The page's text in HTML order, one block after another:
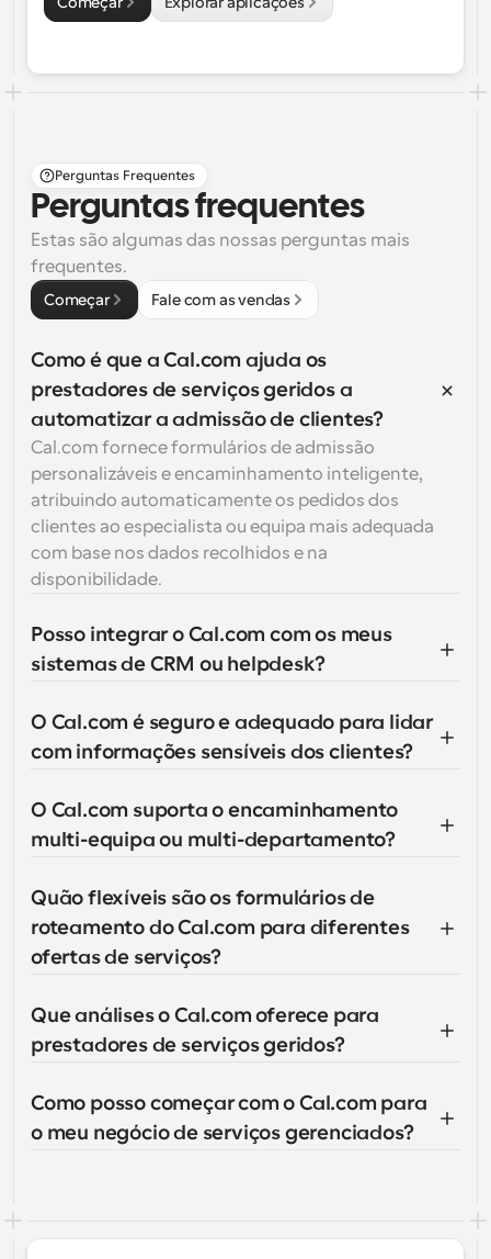
Perguntas Frequentes
Perguntas frequentes
Estas são algumas das nossas perguntas mais
frequentes.
Começar Fale com as vendas
Como é que a Cal.com ajuda os
prestadores de serviços geridos a
automatizar a admissão de clientes?
Cal.com fornece formulários de admissão
personalizáveis e encaminhamento inteligente,
atribuindo automaticamente os pedidos dos
clientes ao especialista ou equipa mais adequada
com base nos dados recolhidos e na
disponibilidade.
Posso integrar o Cal.com com os meus
sistemas de CRM ou helpdesk?
O Cal.com é seguro e adequado para lidar
com informações sensíveis dos clientes?
O Cal.com suporta o encaminhamento
multi-equipa ou multi-departamento?
Quão flexíveis são os formulários de
roteamento do Cal.com para diferentes
ofertas de serviços?
Que análises o Cal.com oferece para
prestadores de serviços geridos?
Como posso começar com o Cal.com para
o meu negócio de serviços gerenciados?